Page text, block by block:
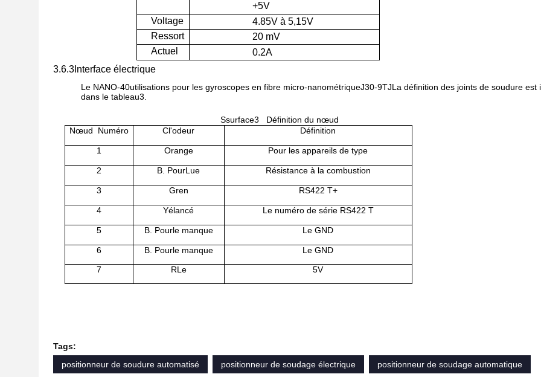
+5V
Voltage
4.85V à 5,15V
Ressort
20 mV
Actuel
0.2A
3.6.3 Interface électrique
Le NANO-40utilisations pour les gyroscopes en fibre micro-nanométriqueJ30-9TJLa définition des joints de soudure est
dans le tableau3
Ssurface3
Définition du nœud
Nœud
Numéro Cl'odeur Définition
1 Orange Pour les appareils de type
2 B. PourLue Résistance à la combustion
3 Gren RS422 T+
4 Yélancé Le numéro de série RS422 T
5 B. Pourle manque Le GND
6 B. Pourle manque
Le GND
7
RLe 5V
Tags:
positionneur de soudure automatisé
positionneur de soudage électrique positionneur de soudage automatique